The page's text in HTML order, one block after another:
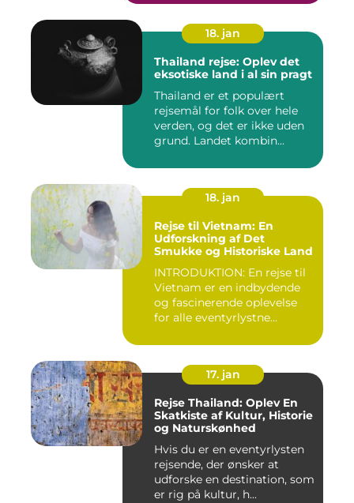
18. jan
Thailand rejse: Oplev det
eksotiske land i al sin pragt
Thailand er et populært
rejsemål for folk over hele
verden, og det er ikke uden
grund. Landet kombin...
18. jan
Rejse til Vietnam: En
Udforskning af Det
Smukke og Historiske Land
INTRODUKTION: En rejse til
Vietnam er en indbydende
og fascinerende oplevelse
for alle eventyrlystne...
17. jan
Rejse Thailand: Oplev En
Skatkiste af Kultur, Historie
og Naturskønhed
Hvis du er en eventyrlysten
rejsende, der ønsker at
udforske en destination, som
er rig på kultur, h...